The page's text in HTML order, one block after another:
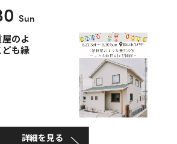
Sun
屋のよ
も縁
詳細を見る